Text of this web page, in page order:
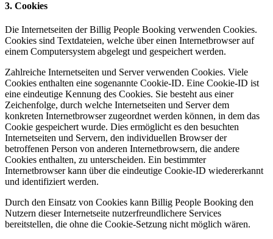
3. Cookies
Die Internetseiten der Billig People Booking verwenden Cookies.
Cookies sind Textdateien, welche über einen Internetbrowser auf
einem Computersystem abgelegt und gespeichert werden.
Zahlreiche Internetseiten und Server verwenden Cookies. Viele
Cookies enthalten eine sogenannte Cookie-ID. Eine Cookie-ID ist
eine eindeutige Kennung des Cookies. Sie besteht aus einer
Zeichenfolge, durch welche Internetseiten und Server dem
konkreten Internetbrowser zugeordnet werden können, in dem das
Cookie gespeichert wurde. Dies ermöglicht es den besuchten
Internetseiten und Servern, den individuellen Browser der
betroffenen Person von anderen Internetbrowsern, die andere
Cookies enthalten, zu unterscheiden. Ein bestimmter
Internetbrowser kann über die eindeutige Cookie-ID wiedererkannt
und identifiziert werden.
Durch den Einsatz von Cookies kann Billig People Booking den
Nutzern dieser Internetseite nutzerfreundlichere Services
bereitstellen, die ohne die Cookie-Setzung nicht möglich wären.